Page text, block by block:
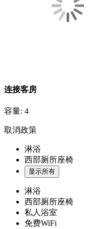
连接客房
容量: 4
取消政策
淋浴
西部厕所座椅
显示所有
淋浴
西部厕所座椅
私人浴室
免费WiFi